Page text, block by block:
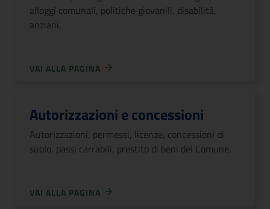
alloggi comunali, politiche giovanili, disabilità,
anziani.
VAI ALLA PAGINA
Autorizzazioni e concessioni
Autorizzazioni, permessi, licenze, concessioni di
suolo, passi carrabili, prestito di beni del Comune.
VAI ALLA PAGINA